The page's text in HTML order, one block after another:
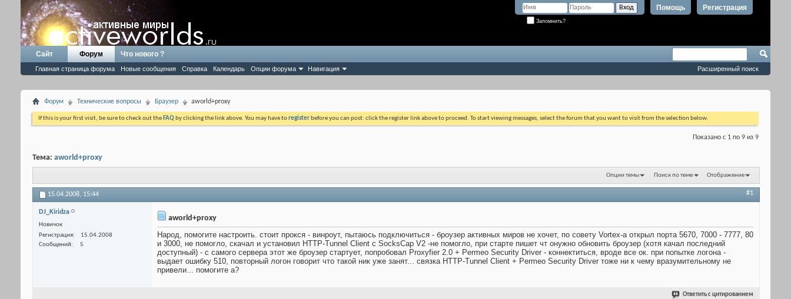
Регистрация
Помощь
Запомнить?
Сайт Форум
Главная страница форума Новые сообщения Справка Календарь Опции форума Навигация
Что нового ?
Расширенный поиск
Форум Технические вопросы Браузер aworld+proxy
If this is your first visit, be sure to check out the FAQ by clicking the link above. You may have toregister before you can post: click the register link above to proceed. To start viewing messages, select the forum that you want to visit from the selection below.
Показано с 1 по 9 из 9
Тема: aworld+proxy
Опции темы Поиск по теме Отображение
15.04.2008, 15:44 #1
DJ_Kiridza
Новичок
Регистрация
15.04.2008
Сообщений
5
aworld+proxy
Народ, помогите настроить. стоит прокся - винроут, пытаюсь подключиться - броузер активных миров не хочет, по совету Vortex-а открыл порта 5670, 7000 - 7777, 80
и 3000, не помогло, скачал и установил HTTP-Tunnel Client с SocksCap V2 -не помогло, при старте пишет чт онужно обновить броузер (хотя качал последний
доступный) - с самого сервера этот же броузер стартует, попробовал Proxyfier 2.0 + Permeo Security Driver - коннектиться, вроде все ок. при попытке логона -
выдает ошибку 510, повторный логон говорит что такой ник уже занят... связка HTTP-Tunnel Client + Permeo Security Driver тоже ни к чему вразумительному не
привели... помогите а?
Ответить с цитированием